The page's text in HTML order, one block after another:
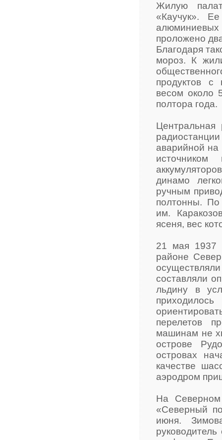
Жилую
«Каучук».
проложено
Благодаря
мороз. К
продуктов с
весом около
полтора года.
Центральная
аварийной на
динамо
ручным
полтонны. По
им.
ясеня, вес
21 мая 1937
районе
составляли
льдину в
перелетов
машинам не
острове
островах
качестве
аэродром
На
«Северный
июня.